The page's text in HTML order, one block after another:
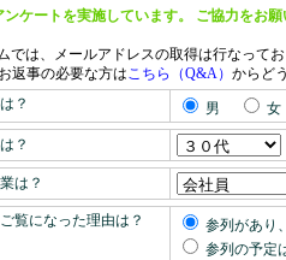
ケートを実施しています。 ご協力をお願
は、メールアドレスの取得は行なってお
お返事の必要な方はこちら（Q&A） からど
？ 男 女
？
は？
覧になった理由は？
参列があり
参列の予定